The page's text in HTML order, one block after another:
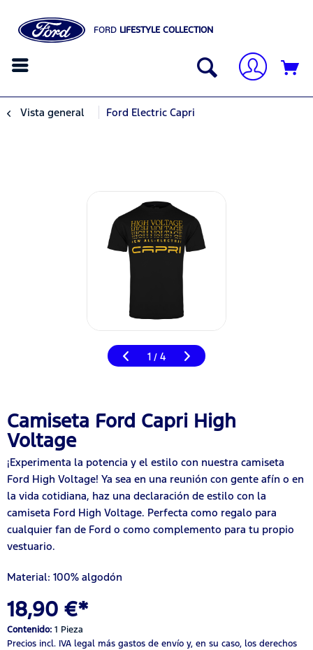
FORD LIFESTYLE COLLECTION
Vista general Ford Electric Capri
1 / 4
Camiseta Ford Capri High
Voltage
¡Experimenta la potencia y el estilo con nuestra camiseta
Ford High Voltage! Ya sea en una reunión con gente afín o en
la vida cotidiana, haz una declaración de estilo con la
camiseta Ford High Voltage. Perfecta como regalo para
cualquier fan de Ford o como complemento para tu propio
vestuario.
Material: 100% algodón
18,90 €*
Contenido: 1 Pieza
Precios incl. IVA legal más gastos de envío y, en su caso, los derechos